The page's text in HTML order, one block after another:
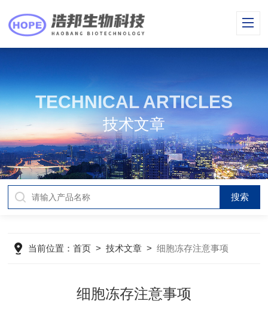
TECHNICAL ARTICLES
技术文章
当前位置：首页 >技术文章 >细胞冻存注意事项
细胞冻存注意事项